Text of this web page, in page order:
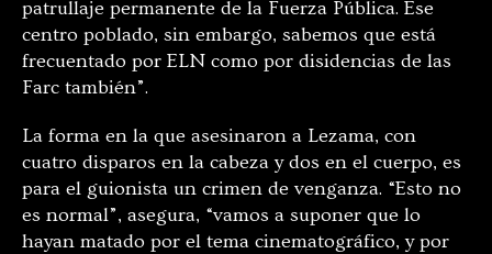
patrullaje permanente de la Fuerza Pública. Ese
centro poblado, sin embargo, sabemos que está
frecuentado por ELN como por disidencias de las
Farc también”.
La forma en la que asesinaron a Lezama, con
cuatro disparos en la cabeza y dos en el cuerpo, es
para el guionista un crimen de venganza. “Esto no
es normal”, asegura, “vamos a suponer que lo
hayan matado por el tema cinematográfico, y por